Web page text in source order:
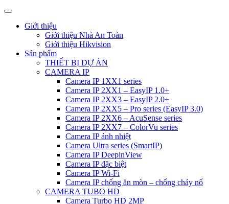
Giới thiệu
Giới thiệu Nhà An Toàn
Giới thiệu Hikvision
Sản phẩm
THIẾT BỊ DỰ ÁN
CAMERA IP
Camera IP 1XX1 series
Camera IP 2XX1 – EasyIP 1.0+
Camera IP 2XX3 – EasyIP 2.0+
Camera IP 2XX5 – Pro series (EasyIP 3.0)
Camera IP 2XX6 – AcuSense series
Camera IP 2XX7 – ColorVu series
Camera IP ảnh nhiệt
Camera Ultra series (SmartIP)
Camera IP DeepinView
Camera IP đặc biệt
Camera IP Wi-Fi
Camera IP chống ăn mòn – chống cháy nổ
CAMERA TUBO HD
Camera Turbo HD 2MP